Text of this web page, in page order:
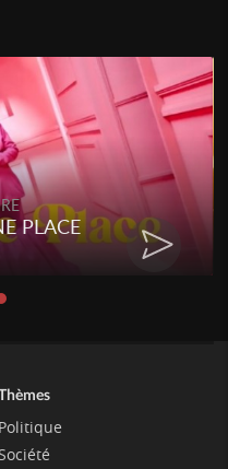
PLACE
Politique